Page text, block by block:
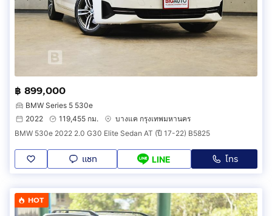
฿ 899,000
BMW Series 5 530e
2022
119,455 กม.
บางแค กรุงเทพมหานคร
BMW 530e 2022 2.0 G30 Elite Sedan AT (ปี 17-22) B5825
แชท LINE โทร
HOT